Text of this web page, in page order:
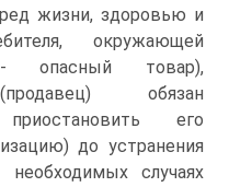
жизни, здоровью и
окружающей
опасный товар),
обязан
приостановить его
до устранения
случаях